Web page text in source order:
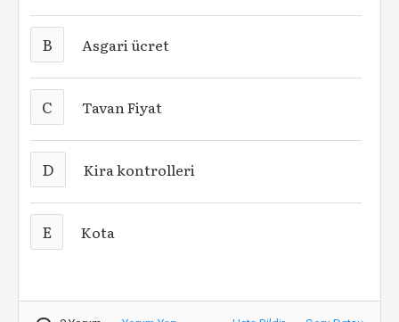
B Asgari ücret
C Tavan Fiyat
D Kira kontrolleri
E Kota